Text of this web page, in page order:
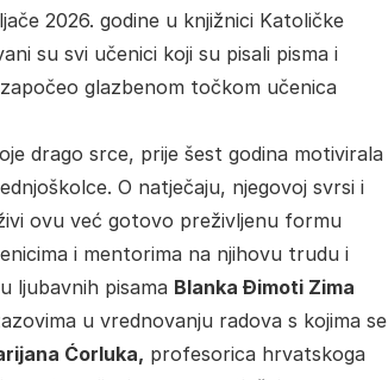
2026. godine u knjižnici Katoličke
su svi učenici koji su pisali pisma i
glazbenom točkom učenica
drago srce, prije šest godina motivirala
O natječaju, njegovoj svrsi i
ovu već gotovo preživljenu formu
i mentorima na njihovu trudu i
ljubavnih pisama Blanka Đimoti Zima
u vrednovanju radova s kojima se
Ćorluka, profesorica hrvatskoga